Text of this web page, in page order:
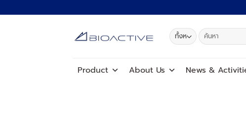
ไป
ค้นหา:
Product About Us News &